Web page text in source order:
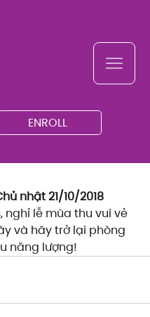
ENROLL
nhật 21/10/2018
nghỉ lễ mùa thu vui vẻ
và hãy trở lại phòng
năng lượng!